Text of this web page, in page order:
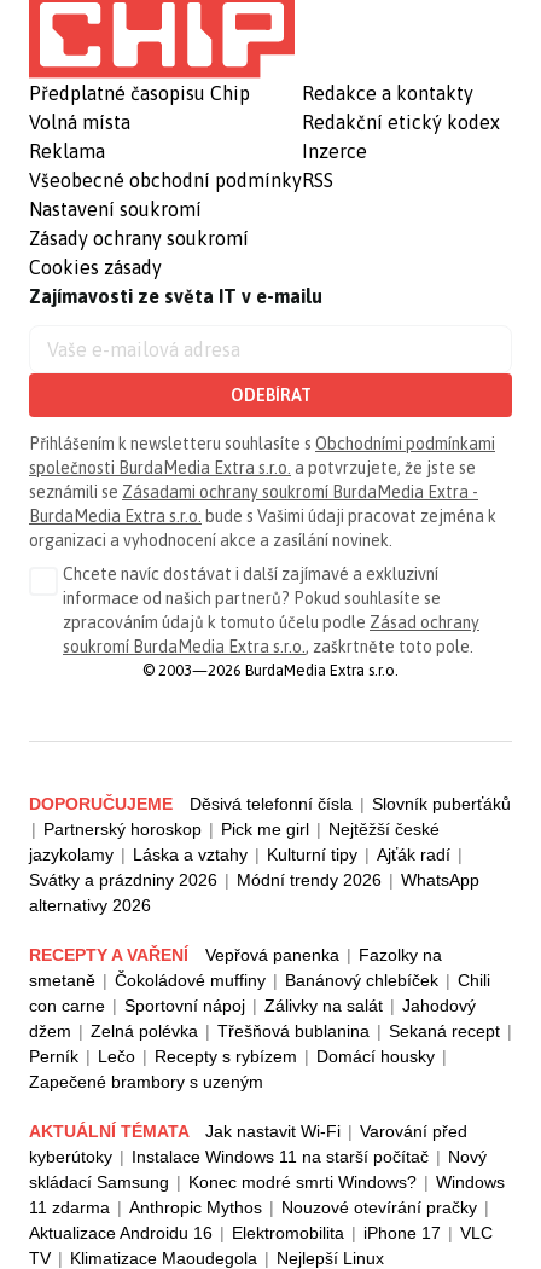
Předplatné časopisu Chip
Volná místa
Reklama
Všeobecné obchodní podmínky
Nastavení soukromí
Zásady ochrany soukromí
Cookies zásady
Redakce a kontakty
Redakční etický kodex
Inzerce
RSS
Zajímavosti ze světa IT v e-mailu
ODEBÍRAT
Přihlášením k newsletteru souhlasíte s Obchodními podmínkami
společnosti BurdaMedia Extra s.r.o. a potvrzujete, že jste se
seznámili se Zásadami ochrany soukromí BurdaMedia Extra -
BurdaMedia Extra s.r.o. bude s Vašimi údaji pracovat zejména k
organizaci a vyhodnocení akce a zasílání novinek.
Chcete navíc dostávat i další zajímavé a exkluzivní
informace od našich partnerů? Pokud souhlasíte se
zpracováním údajů k tomuto účelu podle Zásad ochrany
soukromí BurdaMedia Extra s.r.o. , zaškrtněte toto pole.
© 2003—2026 BurdaMedia Extra s.r.o.
DOPORUČUJEME Děsivá telefonní čísla | Slovník puberťáků
| Partnerský horoskop | Pick me girl | Nejtěžší české
jazykolamy | Láska a vztahy | Kulturní tipy | Ajťák radí |
Svátky a prázdniny 2026 | Módní trendy 2026 | WhatsApp
alternativy 2026
RECEPTY A VAŘENÍ Vepřová panenka | Fazolky na
smetaně | Čokoládové muffiny | Banánový chlebíček | Chili
con carne | Sportovní nápoj | Zálivky na salát | Jahodový
džem | Zelná polévka | Třešňová bublanina | Sekaná recept |
Perník | Lečo | Recepty s rybízem | Domácí housky |
Zapečené brambory s uzeným
AKTUÁLNÍ TÉMATA Jak nastavit Wi-Fi | Varování před
kyberútoky | Instalace Windows 11 na starší počítač | Nový
skládací Samsung | Konec modré smrti Windows? | Windows
11 zdarma | Anthropic Mythos | Nouzové otevírání pračky |
Aktualizace Androidu 16 | Elektromobilita | iPhone 17 | VLC
TV | Klimatizace Maoudegola | Nejlepší Linux